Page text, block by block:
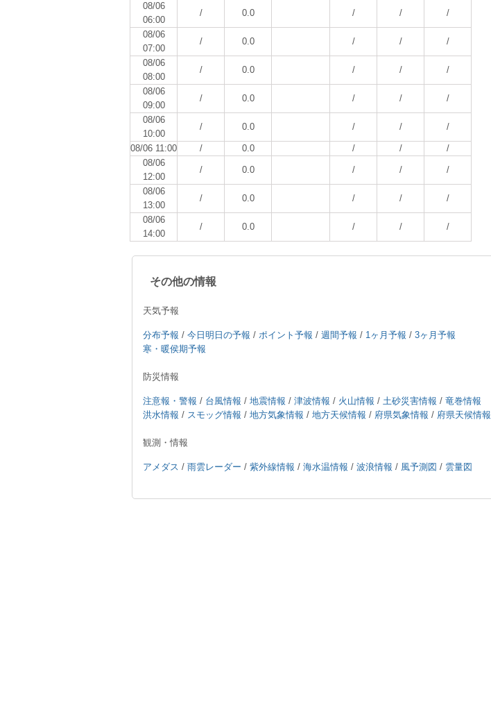
08/06
06:00
/ 0.0 / / /
08/06
07:00
/ 0.0 / / /
08/06
08:00
/ 0.0 / / /
08/06
09:00
/ 0.0 / / /
08/06
10:00
/ 0.0 / / /
08/06 11:00 / 0.0 / /
/
08/06
12:00
/ 0.0 / / /
08/06
13:00
/ 0.0 / / /
08/06
14:00
/ 0.0 / / /
その他の情報
天気予報
分布予報 / 今日明日の予報 / ポイント予報 / 週間予報 / 1ヶ月予報 / 3ヶ月予報
寒・暖侯期予報
防災情報
注意報・警報 / 台風情報 / 地震情報 / 津波情報 / 火山情報 / 土砂災害情報 / 竜巻情報
洪水情報 / スモッグ情報 / 地方気象情報 / 地方天候情報 / 府県気象情報 / 府県天候情報
観測・情報
アメダス / 雨雲レーダー / 紫外線情報 / 海水温情報 / 波浪情報 / 風予測図 / 雲量図